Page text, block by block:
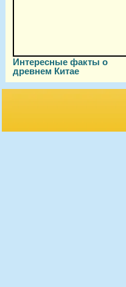
Интересные факты о
древнем Китае